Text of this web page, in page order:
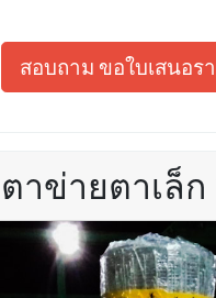
สอบถาม ขอใบเสนอร
ตาข่ายตาเล็ก